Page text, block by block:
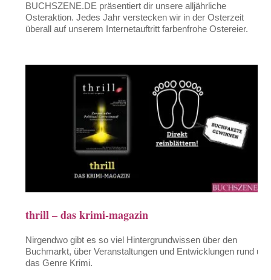
BUCHSZENE.DE präsentiert dir unsere alljährliche
Osteraktion. Jedes Jahr verstecken wir in der Osterzeit
überall auf unserem Internetauftritt farbenfrohe Ostereier.
thrill – das krimi-magazin
Nirgendwo gibt es so viel Hintergrundwissen über den
Buchmarkt, über Veranstaltungen und Entwicklungen rund um
das Genre Krimi.